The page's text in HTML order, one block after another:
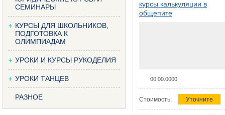
СЕМИНАРЫ
КУРСЫ ДЛЯ ШКОЛЬНИКОВ,
ПОДГОТОВКА К
ОЛИМПИАДАМ
УРОКИ И КУРСЫ РУКОДЕЛИЯ
УРОКИ ТАНЦЕВ
РАЗНОЕ
курсы калькуляции в
общепите
00.00.0000
Стоимость: Уточните